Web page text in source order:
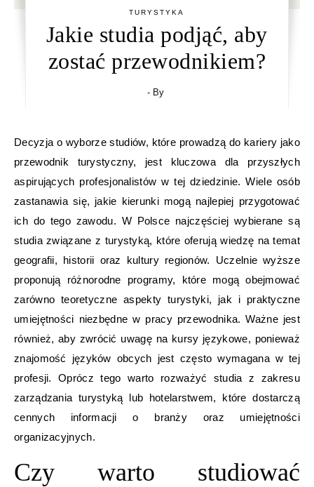
TURYSTYKA
Jakie studia podjąć, aby
zostać przewodnikiem?
- By
Decyzja o wyborze studiów, które prowadzą do kariery jako
przewodnik turystyczny, jest kluczowa dla przyszłych
aspirujących profesjonalistów w tej dziedzinie. Wiele osób
zastanawia się, jakie kierunki mogą najlepiej przygotować
ich do tego zawodu. W Polsce najczęściej wybierane są
studia związane z turystyką, które oferują wiedzę na temat
geografii, historii oraz kultury regionów. Uczelnie wyższe
proponują różnorodne programy, które mogą obejmować
zarówno teoretyczne aspekty turystyki, jak i praktyczne
umiejętności niezbędne w pracy przewodnika. Ważne jest
również, aby zwrócić uwagę na kursy językowe, ponieważ
znajomość języków obcych jest często wymagana w tej
profesji. Oprócz tego warto rozważyć studia z zakresu
zarządzania turystyką lub hotelarstwem, które dostarczą
cennych informacji o branży oraz umiejętności
organizacyjnych.
Czy warto studiować